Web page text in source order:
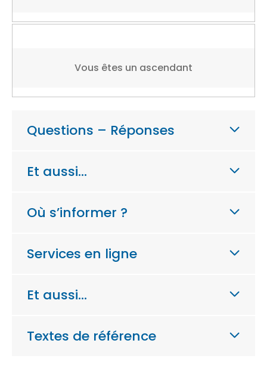
Vous êtes un ascendant
Questions – Réponses
Et aussi…
Où s’informer ?
Services en ligne
Et aussi…
Textes de référence